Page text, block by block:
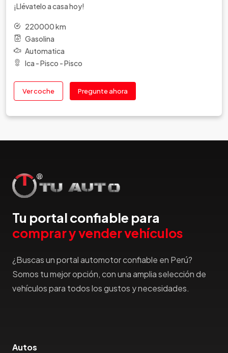
¡Llévatelo a casa hoy!
220000 km
Gasolina
Automatica
Ica - Pisco - Pisco
Ver coche Pregunte ahora
Tu portal confiable para
comprar y vender vehículos
¿Buscas un portal automotor confiable en Perú?
Somos tu mejor opción, con una amplia selección de
vehículos para todos los gustos y necesidades.
Autos